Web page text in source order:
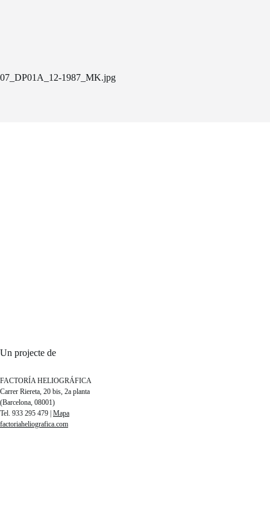
07_DP01A_12-1987_MK.jpg
Un projecte de
FACTORÍA HELIOGRÁFICA
Carrer Riereta, 20 bis, 2a planta
(Barcelona, 08001)
Tel. 933 295 479 | Mapa
factoriaheliografica.com